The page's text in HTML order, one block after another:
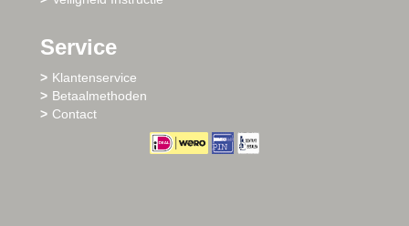
Service
Klantenservice
Betaalmethoden
Contact